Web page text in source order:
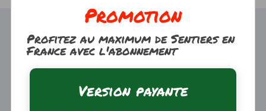
Trouver une randonnée À propos
Promotion
Profitez au maximum de Sentiers en
France avec l'abonnement
Version payante